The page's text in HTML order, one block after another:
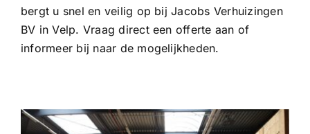
bergt u snel en veilig op bij Jacobs Verhuizingen
BV in Velp. Vraag direct een offerte aan of
informeer bij naar de mogelijkheden.